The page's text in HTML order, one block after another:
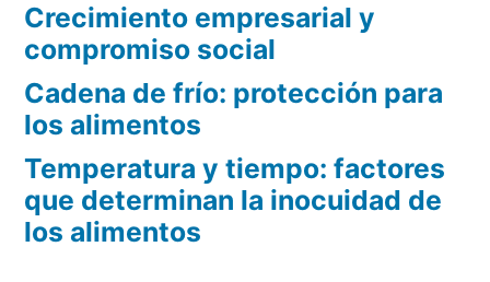
Crecimiento empresarial y
compromiso social
Cadena de frío: protección para
los alimentos
Temperatura y tiempo: factores
que determinan la inocuidad de
los alimentos